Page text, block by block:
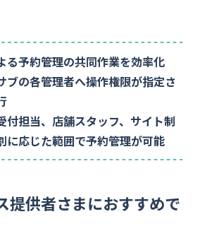
お役立ち情報
資料ダウンロード
お問い合わせ
る予約管理の共同作業を効率化
ブの各管理者へ操作権限が指定さ
付担当、店舗スタッフ、サイト制
に応じた範囲で予約管理が可能
提供者さまにおすすめで